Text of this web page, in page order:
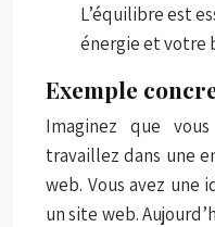
L’équilibre est
énergie et votre
Exemple
Imaginez que
travaillez dans une
web. Vous avez une
un site web.